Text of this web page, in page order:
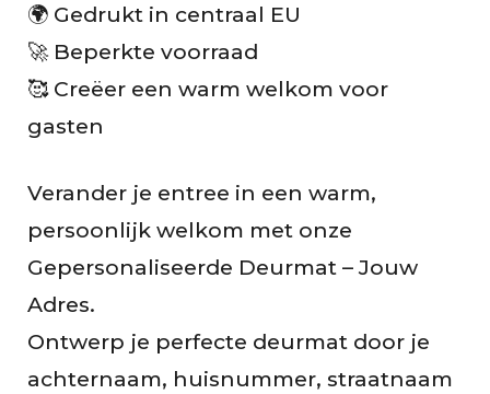
d
e
l
n
e
n
🌍 Gedrukt in centraal EU
🚀 Beperkte voorraad
🥰 Creëer een warm welkom voor
gasten
Verander je entree in een warm,
persoonlijk welkom met onze
Gepersonaliseerde Deurmat – Jouw
Adres.
Ontwerp je perfecte deurmat door je
achternaam, huisnummer, straatnaam